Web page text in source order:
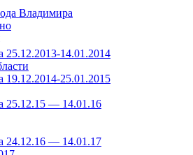
Владимира
25.12.2013-14.01.2014
19.12.2014-25.01.2015
25.12.15 — 14.01.16
24.12.16 — 14.01.17